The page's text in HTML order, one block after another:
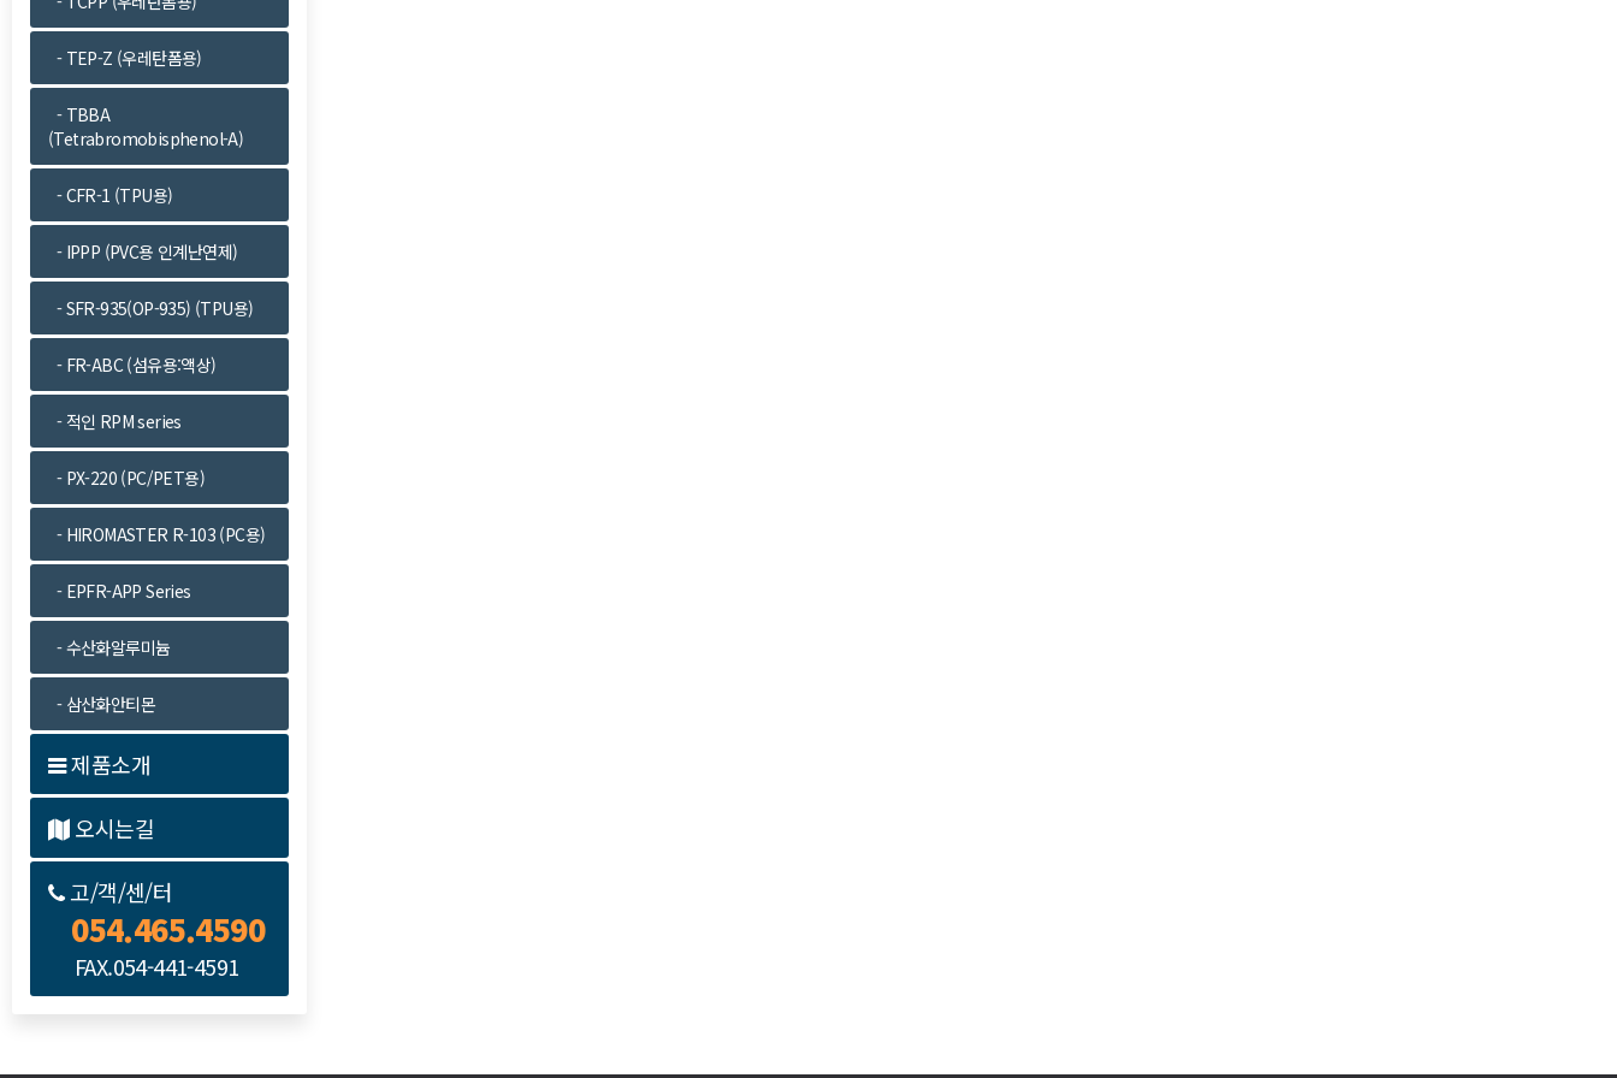
- TEP-Z (우레탄폼용)
- TBBA
(Tetrabromobisphenol-A)
- CFR-1 (TPU용)
- IPPP (PVC용 인계난연제)
- SFR-935(OP-935) (TPU용)
- FR-ABC (섬유용:액상)
- 적인 RPM series
- PX-220 (PC/PET용)
- HIROMASTER R-103 (PC용)
- EPFR-APP Series
- 수산화알루미늄
- 삼산화안티몬
제품소개
오시는길
고/객/센/터
054.465.4590
FAX.054-441-4591